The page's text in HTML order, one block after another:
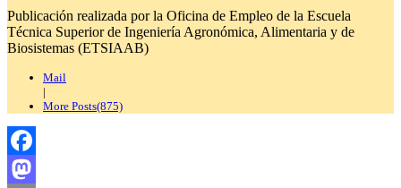
Publicación realizada por la Oficina de Empleo de la Escuela
Técnica Superior de Ingeniería Agronómica, Alimentaria y de
Biosistemas (ETSIAAB)
Mail
|
More Posts(875)
Facebook